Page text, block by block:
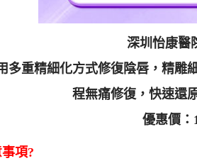
深圳怡康醫
多重精細化方式修復陰唇，精
程無痛修復，快速還
優惠價：
項?